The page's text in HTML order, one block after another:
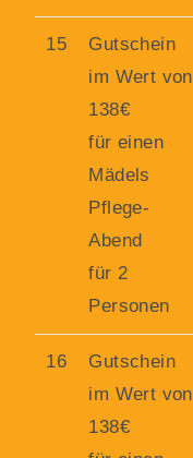
15
Gutschein
im Wert von
138€
für einen
Mädels
Pflege-
Abend
für 2
Personen
16
Gutschein
im Wert von
138€